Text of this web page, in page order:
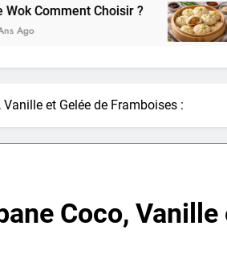
Choisir ? Recette
4 Mois Ago
et Gelée de Framboises :
Coco,